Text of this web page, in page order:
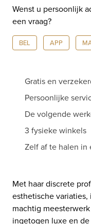
Wenst u persoonlijk
een vraag?
BEL APP
Gratis en
Persoonlijke
De volgende
3 fysieke winkels
Zelf af te halen in
Met haar discrete
esthetische
machtig
ingetogen luxe en